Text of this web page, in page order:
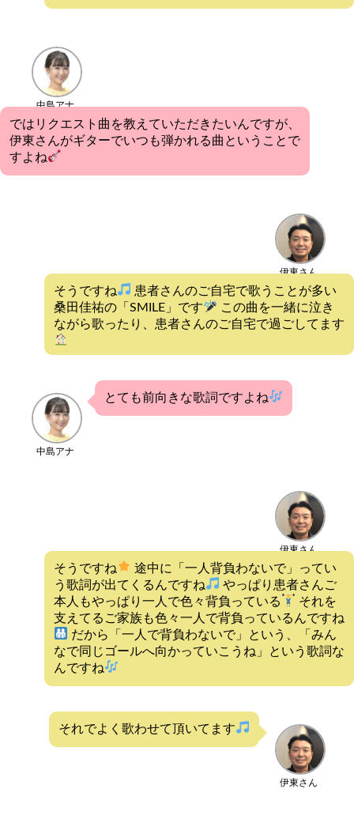
中島アナ
ではリクエスト曲を教えていただきたいんですが、
伊東さんがギターでいつも弾かれる曲ということで
すよね
伊東さん
そうですね
患者さんのご自宅で歌うことが多い
桑田佳祐の「SMILE」です
この曲を一緒に泣き
ながら歌ったり、患者さんのご自宅で過ごしてます
中島アナ
とても前向きな歌詞ですよね
伊東さん
そうですね
途中に「一人背負わないで」ってい
う歌詞が出てくるんですね
やっぱり患者さんご
本人もやっぱり一人で色々背負っている
それを
支えてるご家族も色々一人で背負っているんですね
だから「一人で背負わないで」という、「みん
なで同じゴールへ向かっていこうね」という歌詞な
んですね
伊東さん
それでよく歌わせて頂いてます